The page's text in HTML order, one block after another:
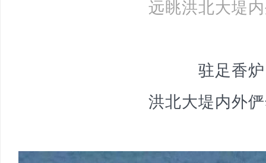
远眺洪北大堤
驻足香
洪北大堤内外